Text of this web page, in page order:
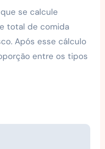
se calcule
total de comida
Após esse cálculo
entre os tipos